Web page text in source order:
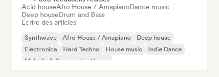
Acid houseAfro House / AmapianoDance music
Deep houseDrum and Bass
Écrire des articles
Synthwave Afro House / Amapiano
Deep house
Electronica
Hard Techno House music
Indie Dance
Melodic & Progressive House